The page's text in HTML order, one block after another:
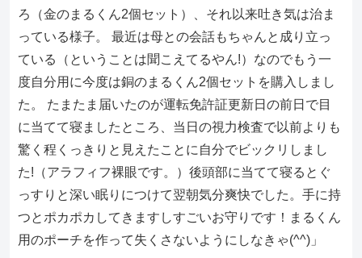
ろ（金のまるくん2個セット）、それ以来吐き気は治ま
っている様子。 最近は母との会話もちゃんと成り立っ
ている（ということは聞こえてるやん!）なのでもう一
度自分用に今度は銅のまるくん2個セットを購入しまし
た。 たまたま届いたのが運転免許証更新日の前日で目
に当てて寝ましたところ、当日の視力検査で以前よりも
驚く程くっきりと見えたことに自分でビックリしまし
た!（アラフィフ裸眼です。）後頭部に当てて寝るとぐ
っすりと深い眠りにつけて翌朝気分爽快でした。手に持
つとポカポカしてきますしすごいお守りです！まるくん
用のポーチを作って失くさないようにしなきゃ(⁠^⁠^⁠)」